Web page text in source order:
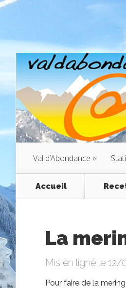
Val d’Abondance »
Accueil
La
Mis en ligne le 12/
Pour faire de la